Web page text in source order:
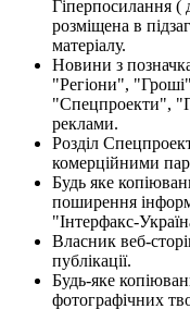
Гіперпосилання (
розміщена в
матеріалу.
Новини з
"Регіони",
"Спецпроекти",
реклами.
Розділ
комерційними
Будь яке
поширення
"Інтерфакс-
Власник веб-
публікації.
Будь-яке
фотографічних